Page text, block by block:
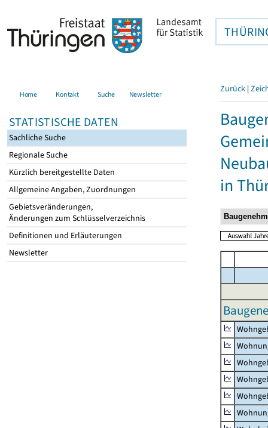
Home Kontakt Suche Newsletter
STATISTISCHE DATEN
Sachliche Suche
Regionale Suche
Kürzlich bereitgestellte Daten
Allgemeine Angaben, Zuordnungen
Gebietsveränderungen,
Änderungen zum Schlüsselverzeichnis
Definitionen und Erläuterungen
Newsletter
Zurück |
in